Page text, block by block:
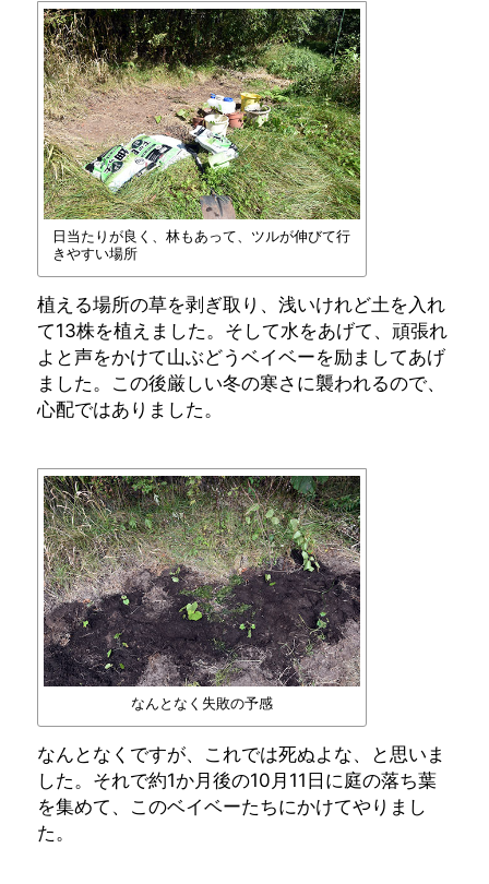
日当たりが良く、林もあって、ツルが伸びて行
きやすい場所
植える場所の草を剥ぎ取り、浅いけれど土を入れ
て13株を植えました。そして水をあげて、頑張れ
よと声をかけて山ぶどうベイベーを励ましてあげ
ました。この後厳しい冬の寒さに襲われるので、
心配ではありました。
なんとなく失敗の予感
なんとなくですが、これでは死ぬよな、と思いま
した。それで約1か月後の10月11日に庭の落ち葉
を集めて、このベイベーたちにかけてやりまし
た。